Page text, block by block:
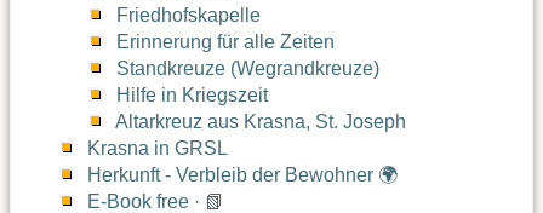
Friedhofskapelle
Erinnerung für alle Zeiten
Standkreuze (Wegrandkreuze)
Hilfe in Kriegszeit
Altarkreuz aus Krasna, St. Joseph
Krasna in GRSL
Herkunft - Verbleib der Bewohner 🌍
E-Book free · 📗